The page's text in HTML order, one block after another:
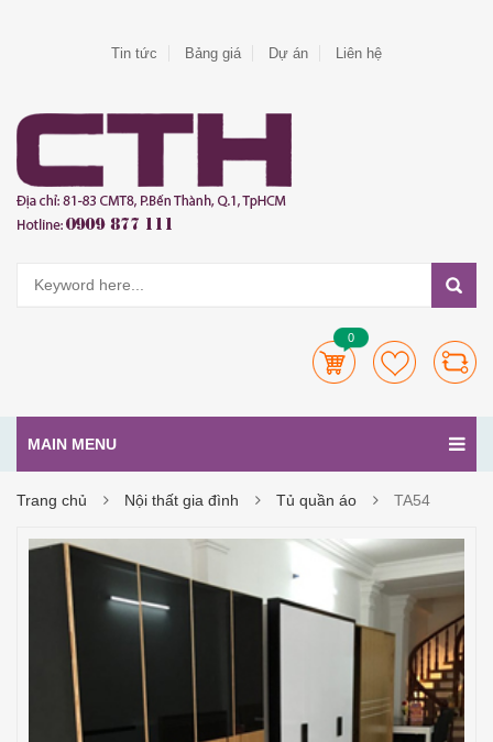
Tin tức Bảng giá Dự án Liên hệ
0
MAIN MENU
Trang chủ Nội thất gia đình Tủ quần áo TA54